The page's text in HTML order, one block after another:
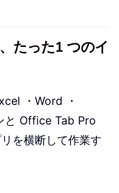
たった1 つのイ
・Word ・
と Office Tab Pro
を横断して作業す